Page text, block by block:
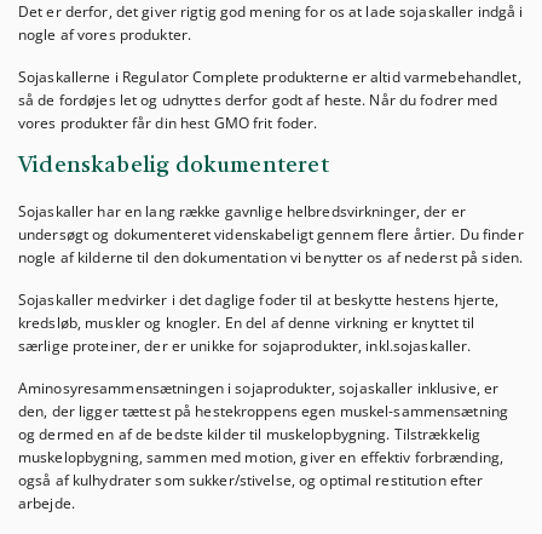
Det er derfor, det giver rigtig god mening for os at lade sojaskaller indgå i
nogle af vores produkter.
Sojaskallerne i Regulator Complete produkterne er altid varmebehandlet,
så de fordøjes let og udnyttes derfor godt af heste. Når du fodrer med
vores produkter får din hest GMO frit foder.
Videnskabelig dokumenteret
Sojaskaller har en lang række gavnlige helbredsvirkninger, der er
undersøgt og dokumenteret videnskabeligt gennem flere årtier. Du finder
nogle af kilderne til den dokumentation vi benytter os af nederst på siden.
Sojaskaller medvirker i det daglige foder til at beskytte hestens hjerte,
kredsløb, muskler og knogler. En del af denne virkning er knyttet til
særlige proteiner, der er unikke for sojaprodukter, inkl.sojaskaller.
Aminosyresammensætningen i sojaprodukter, sojaskaller inklusive, er
den, der ligger tættest på hestekroppens egen muskel-sammensætning
og dermed en af de bedste kilder til muskelopbygning. Tilstrækkelig
muskelopbygning, sammen med motion, giver en effektiv forbrænding,
også af kulhydrater som sukker/stivelse, og optimal restitution efter
arbejde.